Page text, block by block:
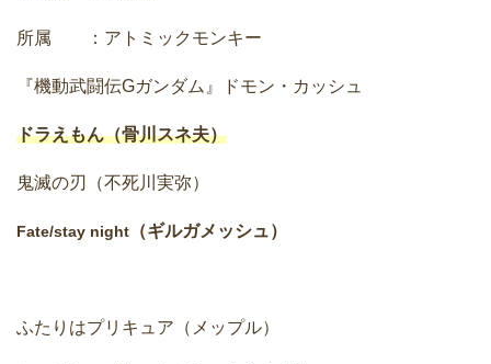
所属 ：アトミックモンキー
『機動武闘伝Gガンダム』ドモン・カッシュ
ドラえもん（骨川スネ夫）
鬼滅の刃（不死川実弥）
Fate/stay night （ギルガメッシュ）
ふたりはプリキュア（メップル）